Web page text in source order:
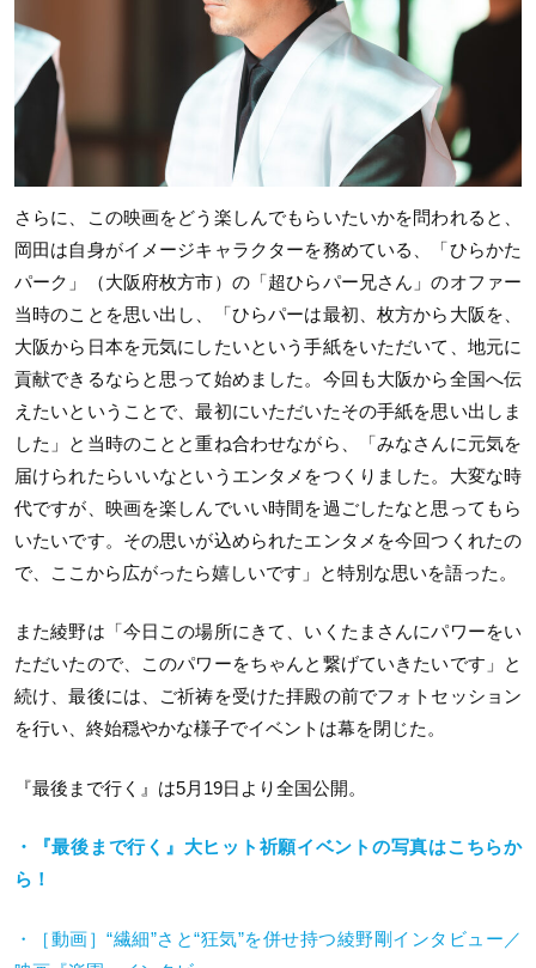
さらに、この映画をどう楽しんでもらいたいかを問われると、
岡田は自身がイメージキャラクターを務めている、「ひらかた
パーク」（大阪府枚方市）の「超ひらパー兄さん」のオファー
当時のことを思い出し、「ひらパーは最初、枚方から大阪を、
大阪から日本を元気にしたいという手紙をいただいて、地元に
貢献できるならと思って始めました。今回も大阪から全国へ伝
えたいということで、最初にいただいたその手紙を思い出しま
した」と当時のことと重ね合わせながら、「みなさんに元気を
届けられたらいいなというエンタメをつくりました。大変な時
代ですが、映画を楽しんでいい時間を過ごしたなと思ってもら
いたいです。その思いが込められたエンタメを今回つくれたの
で、ここから広がったら嬉しいです」と特別な思いを語った。
また綾野は「今日この場所にきて、いくたまさんにパワーをい
ただいたので、このパワーをちゃんと繋げていきたいです」と
続け、最後には、ご祈祷を受けた拝殿の前でフォトセッション
を行い、終始穏やかな様子でイベントは幕を閉じた。
『最後まで行く』は5月 19日より全国公開。
・『最後まで行く』大ヒット祈願イベントの写真はこちらか
ら！
・［動画］“繊細”さと“狂気”を併せ持つ綾野剛インタビュー／